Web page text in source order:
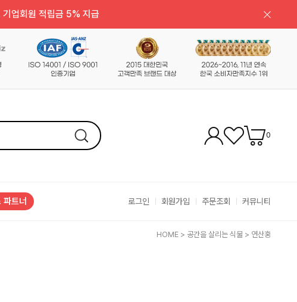
업회원 적립금 5% 지급
0
파트너 로그인 회원가입 주문조회 커뮤니티
HOME > 공간을 살리는 식물 > 연산홍